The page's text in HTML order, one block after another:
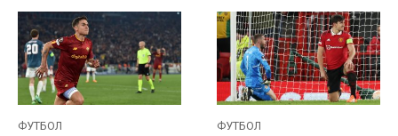
ФУТБОЛ ФУТБОЛ